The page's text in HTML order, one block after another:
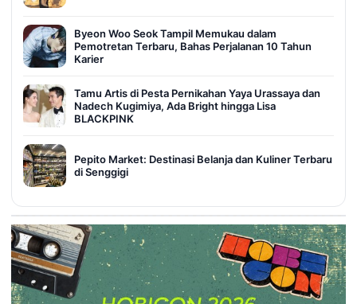
Byeon Woo Seok Tampil Memukau dalam
Pemotretan Terbaru, Bahas Perjalanan 10 Tahun
Karier
Tamu Artis di Pesta Pernikahan Yaya Urassaya dan
Nadech Kugimiya, Ada Bright hingga Lisa
BLACKPINK
Pepito Market: Destinasi Belanja dan Kuliner Terbaru
di Senggigi